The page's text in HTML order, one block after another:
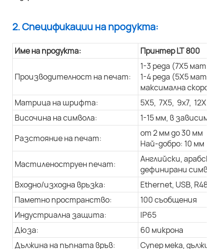
2. Спецификации на продукта:
Име на продукта: Принтер LT 800
Производителност на печат:
1-3 реда (7X5
1-4 реда (5X5
максимална
Матрица на шрифта:
5X5, 7X5, 9x7, 12X9,
Височина на символа:
1-15 мм, в
Разстояние на печат:
от 2 мм до 30 мм
Най-добро: 10 мм
Мастиленоструен печат:
Английски,
дефинирани
Входно/изходна връзка:
Ethernet, USB, R485
Паметно пространство:
100 съобщения
Индустриална защита:
IP65
Дюза:
60 микрона
Дължина на пъпната връв:
Супер мека,